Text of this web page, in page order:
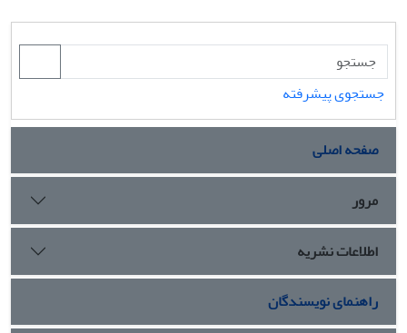
جستجوی پیشرفته
صفحه اصلی
مرور
اطلاعات نشریه
راهنمای نویسندگان